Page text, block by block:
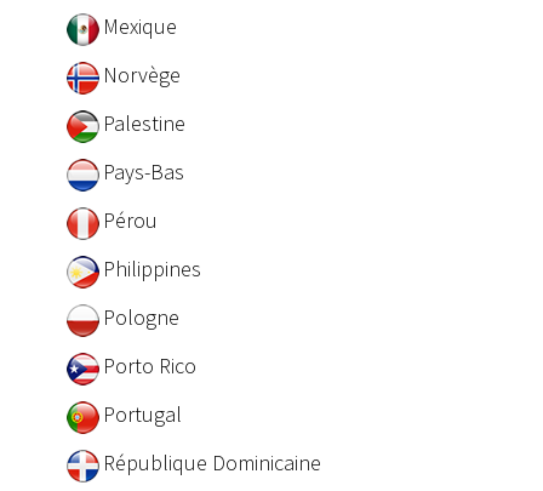
Mexique
Norvège
Palestine
Pays-Bas
Pérou
Philippines
Pologne
Porto Rico
Portugal
République Dominicaine